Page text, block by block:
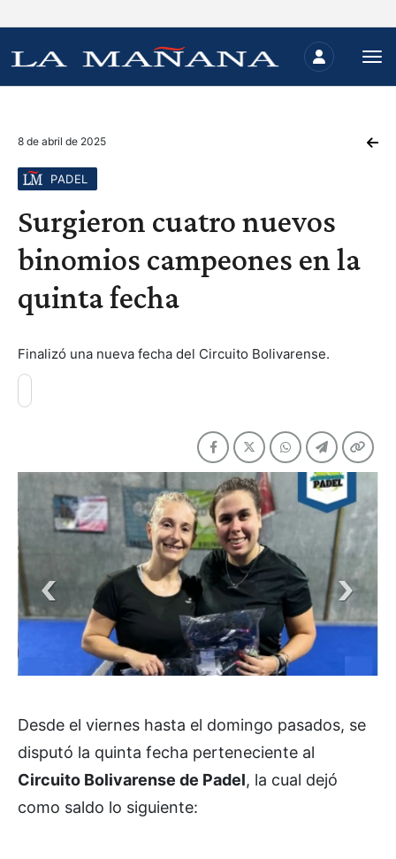
8 de abril de 2025
PADEL
Surgieron cuatro nuevos
binomios campeones en la
quinta fecha
Finalizó una nueva fecha del Circuito Bolivarense.
Desde el viernes hasta el domingo pasados, se
disputó la quinta fecha perteneciente al
Circuito Bolivarense de Padel, la cual dejó
como saldo lo siguiente: